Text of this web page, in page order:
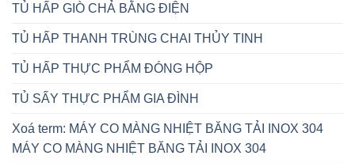
TỦ HẤP GIÒ CHẢ BẰNG ĐIỆN
TỦ HẤP THANH TRÙNG CHAI THỦY TINH
TỦ HẤP THỰC PHẨM ĐÓNG HỘP
TỦ SẤY THỰC PHẨM GIA ĐÌNH
Xoá term: MÁY CO MÀNG NHIỆT BĂNG TẢI INOX 304
MÁY CO MÀNG NHIỆT BĂNG TẢI INOX 304